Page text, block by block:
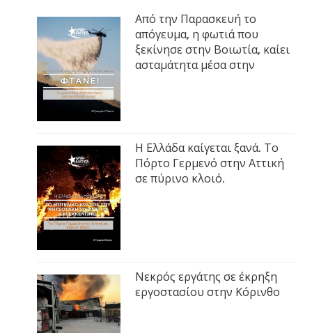
Από την Παρασκευή το
απόγευμα, η φωτιά που
ξεκίνησε στην Βοιωτία, καίει
ασταμάτητα μέσα στην
Η Ελλάδα καίγεται ξανά. Το
Πόρτο Γερμενό στην Αττική
σε πύρινο κλοιό.
Νεκρός εργάτης σε έκρηξη
εργοστασίου στην Κόρινθο